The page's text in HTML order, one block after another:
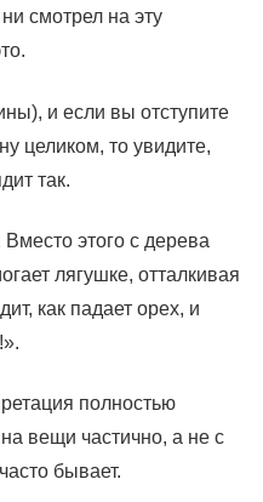
смотрел на эту
и если вы отступите
целиком, то увидите,
так.
этого с дерева
лягушке, отталкивая
как падает орех, и
полностью
вещи частично, а не с
бывает.